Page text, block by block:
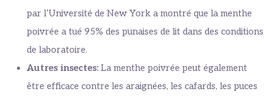
par l’Université de New York a montré que la menthe
poivrée a tué 95% des punaises de lit dans des conditions
de laboratoire.
Autres insectes: La menthe poivrée peut également
être efficace contre les araignées, les cafards, les puces